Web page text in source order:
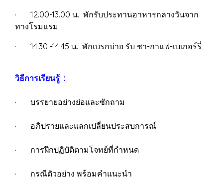
· 12.00-13.00 น. พักรับประทานอาหารกลางวันจาก
ทางโรมแรม
· 14.30 -14.45 น. พักเบรกบ่าย รับ ชา-กาแฟ-เบเกอร์รี่
วิธีการเรียนรู้ :
· บรรยายอย่างย่อและซักถาม
· อภิปรายและแลกเปลี่ยนประสบการณ์
· การฝึกปฏิบัติตามโจทย์ที่กำหนด
· กรณีตัวอย่าง พร้อมคำแนะนำ